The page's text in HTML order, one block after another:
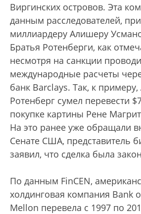
Виргинских островов. Эта
данным расследователей,
миллиардеру Алишеру
Братья Ротенберги, как
несмотря на санкции
международные расчеты
банк Barclays. Так, к
Ротенберг сумел перевести
покупке картины Рене
На это ранее уже обращали
Сенате США, представитель
заявил, что сделка была
По данным FinCEN,
холдинговая компания Bank
Mellon перевела с 1997 по